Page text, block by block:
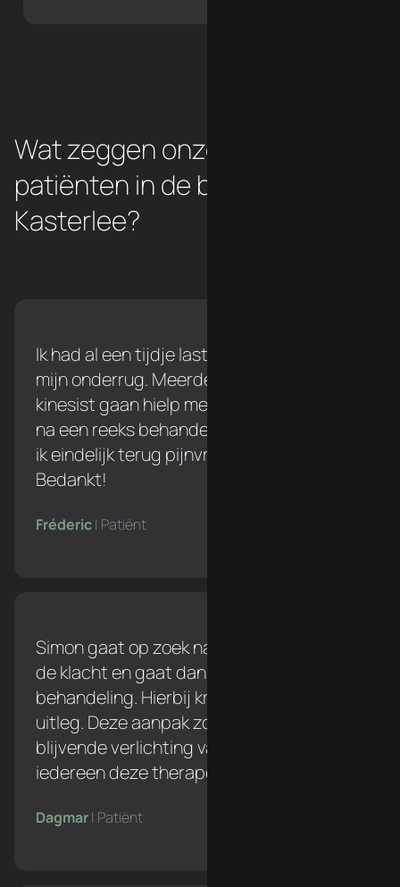
Wat zeggen onze chiropraxie
patiënten in de buurt van
Kasterlee?
Ik had al een tijdje last tijdens het lopen in
mijn onderrug. Meerdere keren naar een
kinesist gaan hielp me niet verder, maar
na een reeks behandelingen bij Simon ben
ik eindelijk terug pijnvrij tijdens het lopen!
Bedankt!
Fréderic| Patiënt
Simon gaat op zoek naar de oorzaak van
de klacht en gaat dan pas over naar een
behandeling. Hierbij krijg je een duidelijke
uitleg. Deze aanpak zorgt voor een
blijvende verlichting van de klacht. Ik zou
iedereen deze therapeut aanraden!
Dagmar| Patiënt